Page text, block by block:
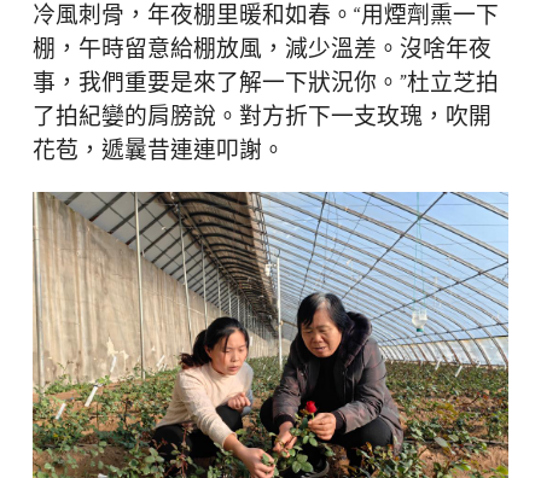
冷風刺骨，年夜棚里暖和如春。“用煙劑熏一下
棚，午時留意給棚放風，減少溫差。沒啥年夜
事，我們重要是來了解一下狀況你。”杜立芝拍
了拍紀孌的肩膀說。對方折下一支玫瑰，吹開
花苞，遞曩昔連連叩謝。